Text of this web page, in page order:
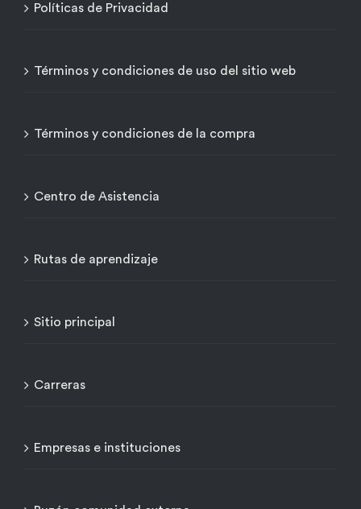
Políticas de Privacidad
Términos y condiciones de uso del sitio web
Términos y condiciones de la compra
Centro de Asistencia
Rutas de aprendizaje
Sitio principal
Carreras
Empresas e instituciones